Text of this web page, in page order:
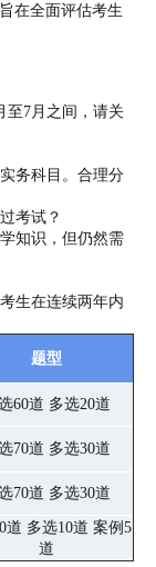
在全面评估考生
至7月之间，请关
务科目。合理分
考试？
知识，但仍然需
生在连续两年内
题型
60道 多选20道
70道 多选30道
70道 多选30道
道 多选10道 案例5
道